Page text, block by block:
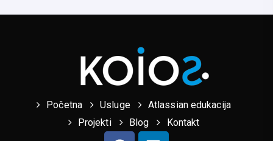
Početna Usluge
Atlassian edukacija
Projekti
Blog Kontakt